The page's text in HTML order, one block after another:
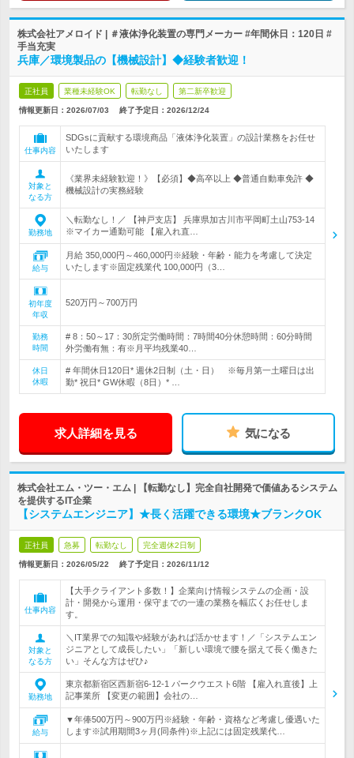
株式会社アメロイド | ＃液体浄化装置の専門メーカー #年間休日：120日 #
手当充実
兵庫／環境製品の【機械設計】◆経験者歓迎！
正社員 業種未経験OK 転勤なし 第二新卒歓迎
情報更新日：2026/07/03 終了予定日： 2026/12/24
仕事内容
SDGsに貢献する環境商品「液体浄化装置」の設計業務をお任せ
いたします
対象と
なる方
《業界未経験歓迎！》【必須】◆高卒以上 ◆普通自動車免許 ◆
機械設計の実務経験
勤務地
＼転勤なし！／ 【神戸支店】 兵庫県加古川市平岡町土山753-14
※マイカー通勤可能 【雇入れ直…
給与
月給 350,000円～460,000円※経験・年齢・能力を考慮して決定
いたします※固定残業代 100,000円（3…
初年度
年収
520万円～700万円
勤務
時間
# 8：50～17：30所定労働時間：7時間40分休憩時間：60分時間
外労働有無：有※月平均残業40…
休日
休暇
# 年間休日120日* 週休2日制（土・日） ※毎月第一土曜日は出
勤* 祝日* GW休暇（8日）* …
求人詳細を見る 気になる
株式会社エム・ツー・エム | 【転勤なし】完全自社開発で価値あるシステム
を提供するIT企業
【システムエンジニア】★長く活躍できる環境★ブランクOK
正社員 急募 転勤なし 完全週休2日制
情報更新日：2026/05/22 終了予定日： 2026/11/12
仕事内容
【大手クライアント多数！】企業向け情報システムの企画・設
計・開発から運用・保守までの一連の業務を幅広くお任せしま
す。
対象と
なる方
＼IT業界での知識や経験があれば活かせます！／「システムエン
ジニアとして成長したい」「新しい環境で腰を据えて長く働きた
い」そんな方はぜひ♪
勤務地
東京都新宿区西新宿6-12-1 パークウエスト6階 【雇入れ直後】上
記事業所 【変更の範囲】会社の…
給与
▼年俸500万円～900万円※経験・年齢・資格など考慮し優遇いた
します※試用期間3ヶ月(同条件)※上記には固定残業代…